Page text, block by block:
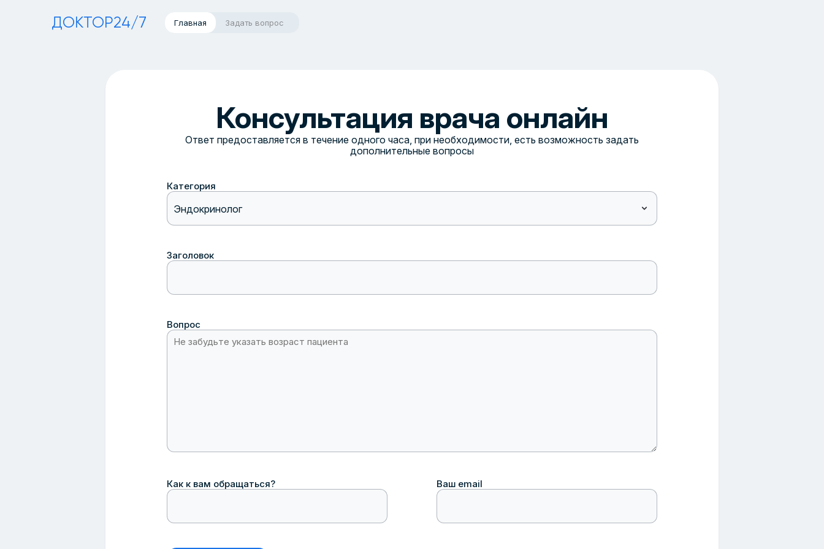
ДОКТОР24/7 Главная Задать вопрос
Консультация врача онлайн
Ответ предоставляется в течение одного часа, при необходимости, есть возможность задать
дополнительные вопросы
Категория
Эндокринолог
Заголовок
Вопрос
Как к вам обращаться? Ваш email